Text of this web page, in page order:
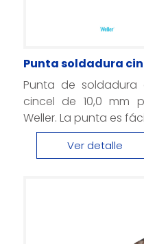
Punta soldadura
Punta de soldadura
cincel de 10,0 mm
Weller. La punta es
Ver detalle